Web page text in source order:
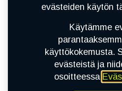
evästeiden käytön
Käytämme
käyttökokemusta.
evästeistä ja
osoitteessa